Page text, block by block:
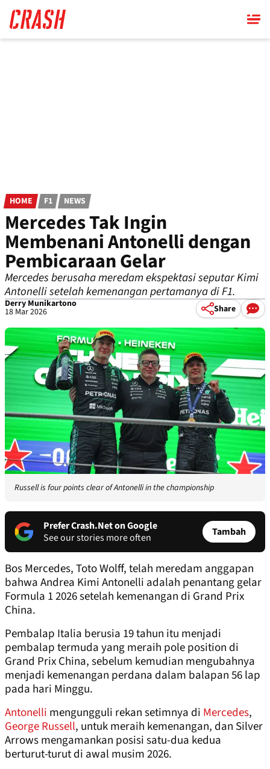
main
content
HOME F1 NEWS
Mercedes Tak Ingin
Membenani Antonelli dengan
Pembicaraan Gelar
Mercedes berusaha meredam ekspektasi seputar Kimi
Antonelli setelah kemenangan pertamanya di F1.
Derry Munikartono
18 Mar 2026 Share
Russell is four points clear of Antonelli in the championship
Prefer Crash.Net on Google
See our stories more often
Tambah
Bos Mercedes, Toto Wolff, telah meredam anggapan
bahwa Andrea Kimi Antonelli adalah penantang gelar
Formula 1 2026 setelah kemenangan di Grand Prix
China.
Pembalap Italia berusia 19 tahun itu menjadi
pembalap termuda yang meraih pole position di
Grand Prix China, sebelum kemudian mengubahnya
menjadi kemenangan perdana dalam balapan 56 lap
pada hari Minggu.
Antonelli mengungguli rekan setimnya di Mercedes,
George Russell, untuk meraih kemenangan, dan Silver
Arrows mengamankan posisi satu-dua kedua
berturut-turut di awal musim 2026.